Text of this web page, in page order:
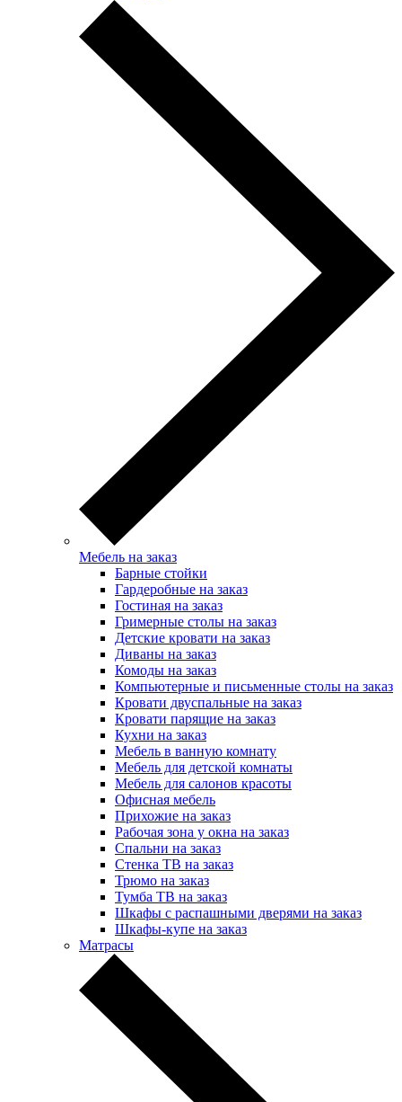
Мебель на заказ
Барные стойки
Гардеробные на заказ
Гостиная на заказ
Гримерные столы на заказ
Детские кровати на заказ
Диваны на заказ
Комоды на заказ
Компьютерные и письменные столы на заказ
Кровати двуспальные на заказ
Кровати парящие на заказ
Кухни на заказ
Мебель в ванную комнату
Мебель для детской комнаты
Мебель для салонов красоты
Офисная мебель
Прихожие на заказ
Рабочая зона у окна на заказ
Спальни на заказ
Стенка ТВ на заказ
Трюмо на заказ
Тумба ТВ на заказ
Шкафы с распашными дверями на заказ
Шкафы-купе на заказ
Матрасы